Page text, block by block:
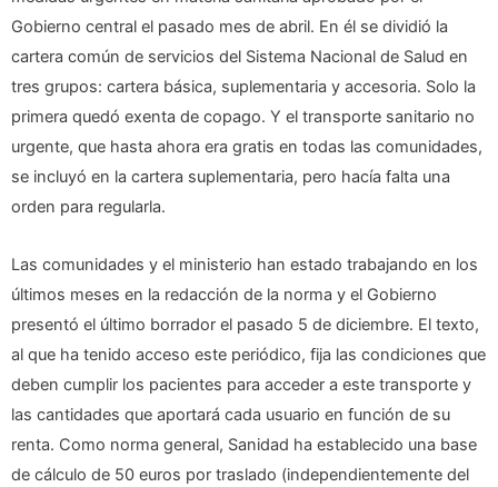
Gobierno central el pasado mes de abril. En él se dividió la
cartera común de servicios del Sistema Nacional de Salud en
tres grupos: cartera básica, suplementaria y accesoria. Solo la
primera quedó exenta de copago. Y el transporte sanitario no
urgente, que hasta ahora era gratis en todas las comunidades,
se incluyó en la cartera suplementaria, pero hacía falta una
orden para regularla.
Las comunidades y el ministerio han estado trabajando en los
últimos meses en la redacción de la norma y el Gobierno
presentó el último borrador el pasado 5 de diciembre. El texto,
al que ha tenido acceso este periódico, fija las condiciones que
deben cumplir los pacientes para acceder a este transporte y
las cantidades que aportará cada usuario en función de su
renta. Como norma general, Sanidad ha establecido una base
de cálculo de 50 euros por traslado (independientemente del